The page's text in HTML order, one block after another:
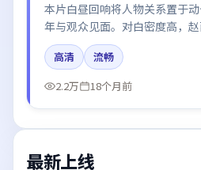
本片白昼回响将人物关系置于
年与观众见面。对白密度高，
词节奏值得关注；整体气质偏
影。
高清
流畅
2.2万
18个月前
最新上线